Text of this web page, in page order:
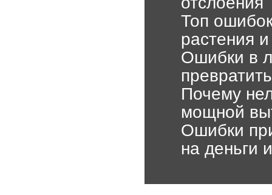
Топ
растения
Ошибки в
Почему
мощной
Ошибки
на деньги